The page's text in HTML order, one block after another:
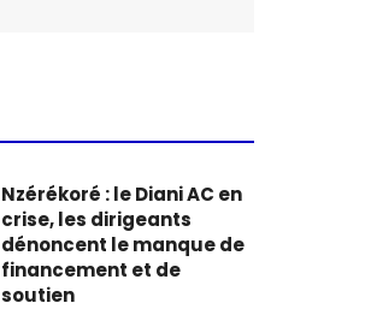
Nzérékoré : le Diani AC en
crise, les dirigeants
dénoncent le manque de
financement et de
soutien